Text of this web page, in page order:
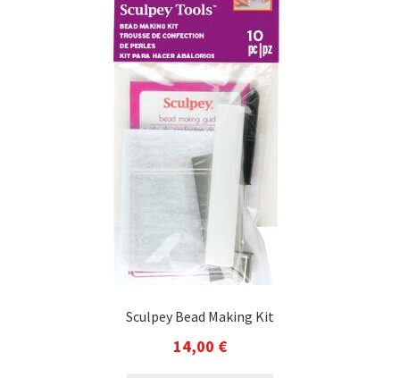
Sculpey Bead Making Kit
14,00 €